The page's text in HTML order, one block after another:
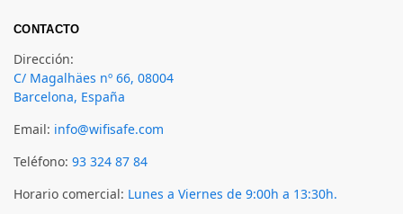
CONTACTO
Dirección:
C/ Magalhäes nº 66, 08004
Barcelona, España
Email: info@wifisafe.com
Teléfono: 93 324 87 84
Horario comercial: Lunes a Viernes de 9:00h a 13:30h.